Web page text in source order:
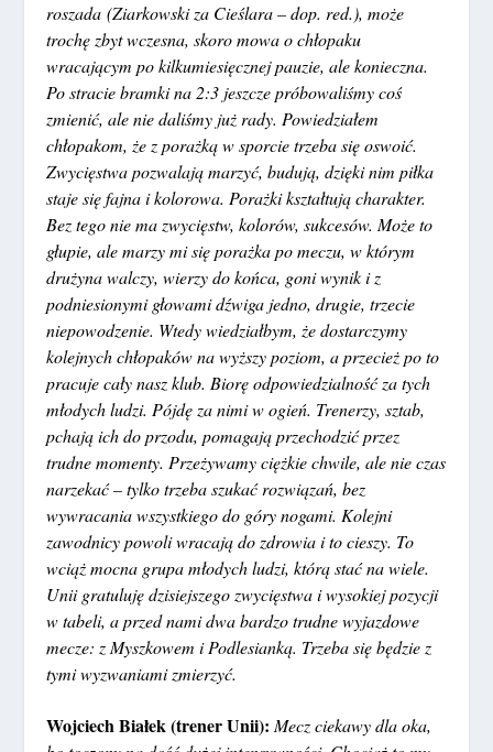
roszada (Ziarkowski za Cieślara – dop. red.), może
trochę zbyt wczesna, skoro mowa o chłopaku
wracającym po kilkumiesięcznej pauzie, ale konieczna.
Po stracie bramki na 2:3 jeszcze próbowaliśmy coś
zmienić, ale nie daliśmy już rady. Powiedziałem
chłopakom, że z porażką w sporcie trzeba się oswoić.
Zwycięstwa pozwalają marzyć, budują, dzięki nim piłka
staje się fajna i kolorowa. Porażki kształtują charakter.
Bez tego nie ma zwycięstw, kolorów, sukcesów. Może to
głupie, ale marzy mi się porażka po meczu, w którym
drużyna walczy, wierzy do końca, goni wynik i z
podniesionymi głowami dźwiga jedno, drugie, trzecie
niepowodzenie. Wtedy wiedziałbym, że dostarczymy
kolejnych chłopaków na wyższy poziom, a przecież po to
pracuje cały nasz klub. Biorę odpowiedzialność za tych
młodych ludzi. Pójdę za nimi w ogień. Trenerzy, sztab,
pchają ich do przodu, pomagają przechodzić przez
trudne momenty. Przeżywamy ciężkie chwile, ale nie czas
narzekać – tylko trzeba szukać rozwiązań, bez
wywracania wszystkiego do góry nogami. Kolejni
zawodnicy powoli wracają do zdrowia i to cieszy. To
wciąż mocna grupa młodych ludzi, którą stać na wiele.
Unii gratuluję dzisiejszego zwycięstwa i wysokiej pozycji
w tabeli, a przed nami dwa bardzo trudne wyjazdowe
mecze: z Myszkowem i Podlesianką. Trzeba się będzie z
tymi wyzwaniami zmierzyć.
Wojciech Białek (trener Unii):Mecz ciekawy dla oka,